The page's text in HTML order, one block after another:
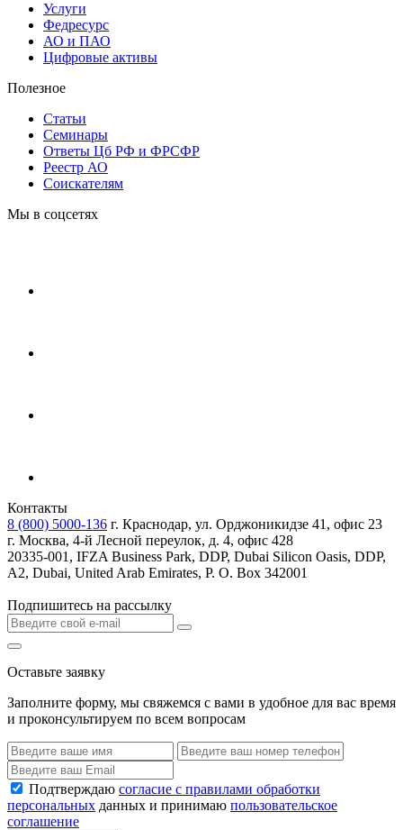
Услуги
Федресурс
АО и ПАО
Цифровые активы
Полезное
Статьи
Cеминары
Ответы Цб РФ и ФРСФР
Реестр АО
Соискателям
Мы в соцсетях
Контакты
8 (800) 5000-136 г. Краснодар, ул. Орджоникидзе 41, офис 23
г. Москва, 4-й Лесной переулок, д. 4, офис 428
20335-001, IFZA Business Park, DDP, Dubai Silicon Oasis, DDP,
A2, Dubai, United Arab Emirates, P. O. Box 342001
Подпишитесь на рассылку
Оставьте заявку
Заполните форму, мы свяжемся с вами в удобное для вас время
и проконсультируем по всем вопросам
Подтверждаю согласие с правилами обработки
персональных данных и принимаю пользовательское
соглашение